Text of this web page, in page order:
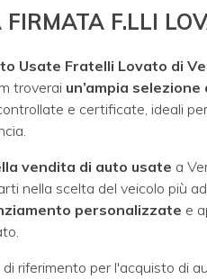
F.LLI
Usate Fratelli Lovato di
troverai un’ampia
e certificate, ideali
vendita di auto usate a
nella scelta del veicolo più
personalizzate e
riferimento per l'acquisto di